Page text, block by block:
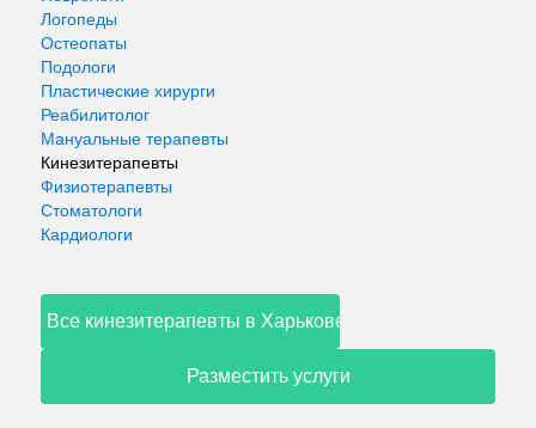
Логопеды
Остеопаты
Подологи
Пластические хирурги
Реабилитолог
Мануальные терапевты
Кинезитерапевты
Физиотерапевты
Стоматологи
Кардиологи
Все кинезитерапевты в Харькове
Разместить услуги